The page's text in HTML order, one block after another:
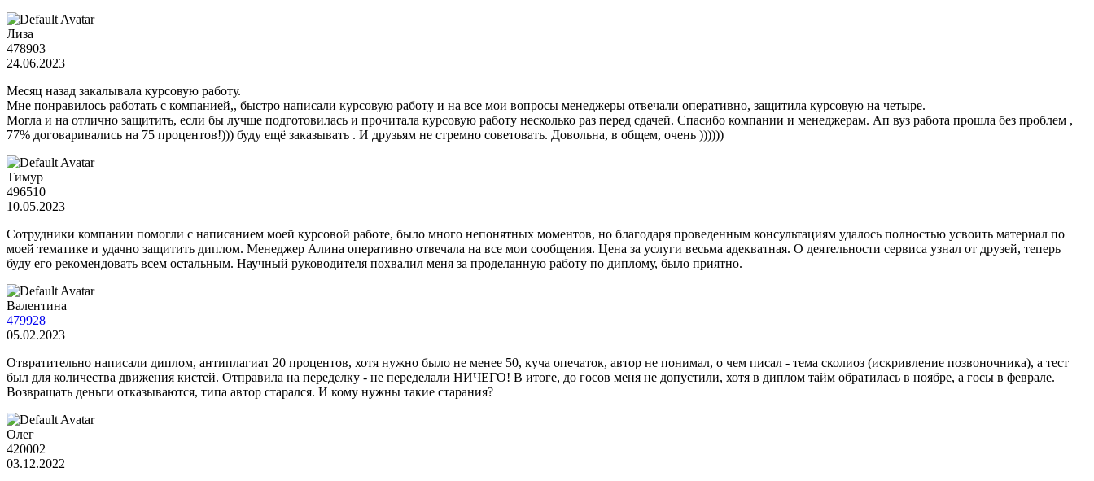
Лиза
478903
24.06.2023
Месяц назад закалывала курсовую работу.
Мне понравилось работать с компанией,, быстро написали курсовую работу и на все мои вопросы менеджеры отвечали оперативно, защитила курсовую на четыре.
Могла и на отлично защитить, если бы лучше подготовилась и прочитала курсовую работу несколько раз перед сдачей. Спасибо компании и менеджерам. Ап вуз работа прошла без проблем ,
77% договаривались на 75 процентов!))) буду ещё заказывать . И друзьям не стремно советовать. Довольна, в общем, очень ))))))
Тимур
496510
10.05.2023
Сотрудники компании помогли с написанием моей курсовой работе, было много непонятных моментов, но благодаря проведенным консультациям удалось полностью усвоить материал по
моей тематике и удачно защитить диплом. Менеджер Алина оперативно отвечала на все мои сообщения. Цена за услуги весьма адекватная. О деятельности сервиса узнал от друзей, теперь
буду его рекомендовать всем остальным. Научный руководителя похвалил меня за проделанную работу по диплому, было приятно.
Валентина
479928
05.02.2023
Отвратительно написали диплом, антиплагиат 20 процентов, хотя нужно было не менее 50, куча опечаток, автор не понимал, о чем писал - тема сколиоз (искривление позвоночника), а тест
был для количества движения кистей. Отправила на переделку - не переделали НИЧЕГО! В итоге, до госов меня не допустили, хотя в диплом тайм обратилась в ноябре, а госы в феврале.
Возвращать деньги отказываются, типа автор старался. И кому нужны такие старания?
Олег
420002
03.12.2022